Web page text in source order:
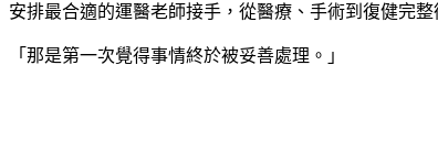
安排最合適的運醫老師接手，從醫療、手術到復健完
「那是第一次覺得事情終於被妥善處理。」